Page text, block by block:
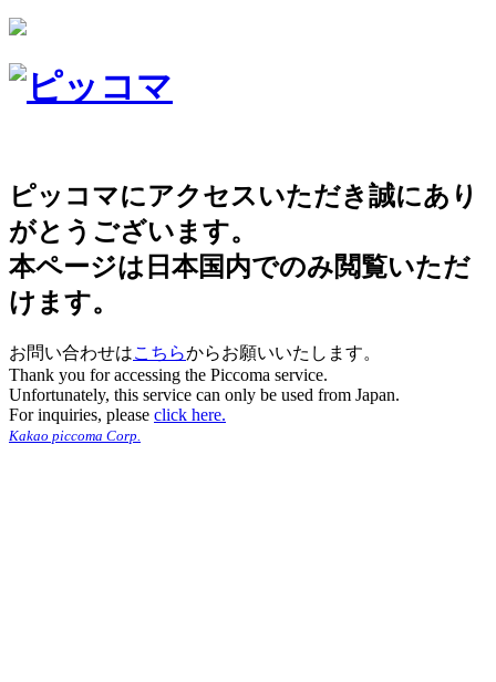
ピッコマにアクセスいただき誠にあり
がとうございます。
本ページは日本国内でのみ閲覧いただ
けます。
お問い合わせはこちらからお願いいたします。
Thank you for accessing the Piccoma service.
Unfortunately, this service can only be used from Japan.
For inquiries, please click here.
Kakao piccoma Corp.